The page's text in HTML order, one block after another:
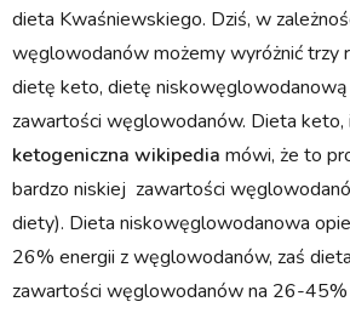
dieta Kwaśniewskiego. Dziś, w
węglowodanów możemy wyróżnić trzy
dietę keto, dietę
zawartości węglowodanów. Dieta keto,
ketogeniczna wikipedia mówi, że to
bardzo niskiej zawartości
diety). Dieta niskowęglowodanowa
26% energii z węglowodanów, zaś
zawartości węglowodanów na 26-45%